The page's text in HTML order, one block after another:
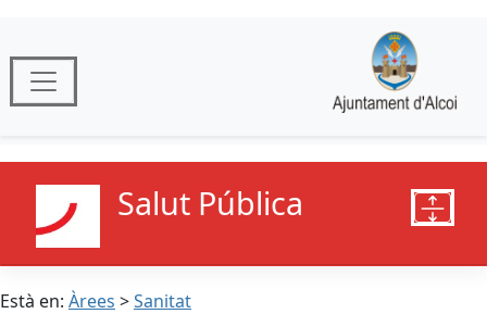
Salut Pública
Està en: Àrees >Sanitat